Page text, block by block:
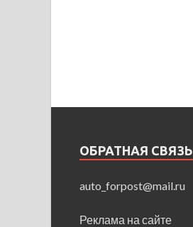
ОБРАТНАЯ СВЯЗЬ
auto_forpost@mail.ru
Реклама на сайте